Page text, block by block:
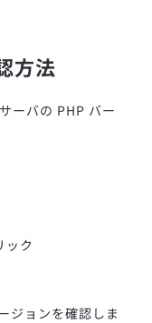
方法
ーバの PHP バー
ック
ジョンを確認しま